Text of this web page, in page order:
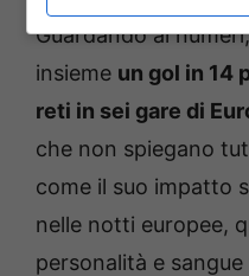
Guardando ai
insieme un gol in 14
reti in sei gare di
che non spiegano
come il suo impatto
nelle notti europee,
personalità e